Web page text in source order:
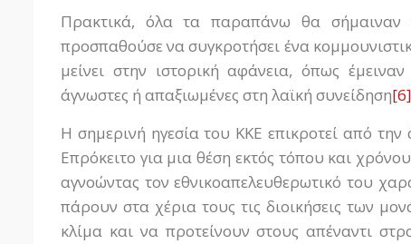
Πρακτικά, όλα τα παραπάνω θα
προσπαθούσε να συγκροτήσει ένα
μείνει στην ιστορική αφάνεια, όπως
άγνωστες ή απαξιωμένες στη λαϊκή συνείδηση[6]
Η σημερινή ηγεσία του ΚΚΕ επικροτεί από
Επρόκειτο για μια θέση εκτός τόπου και
αγνοώντας τον εθνικοαπελευθερωτικό του
πάρουν στα χέρια τους τις διοικήσεις των
κλίμα και να προτείνουν στους απέναντι